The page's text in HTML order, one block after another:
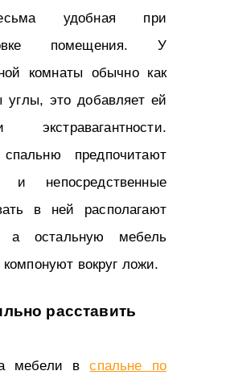
удобная при
помещения. У
комнаты обычно как
углы, это добавляет ей
предпочитают
и непосредственные
в ней располагают
а остальную мебель
компонуют вокруг ложи.
расставить
мебели вспальне по